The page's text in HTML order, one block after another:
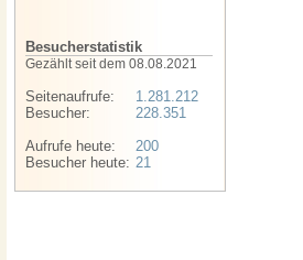
Besucherstatistik
Gezählt seit dem 08.08.2021
Seitenaufrufe:
Besucher:
Aufrufe heute:
Besucher heute:
1.281.212
228.351
200
21